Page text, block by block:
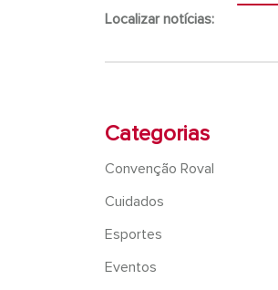
Localizar notícias:
Categorias
Convenção Roval
Cuidados
Esportes
Eventos